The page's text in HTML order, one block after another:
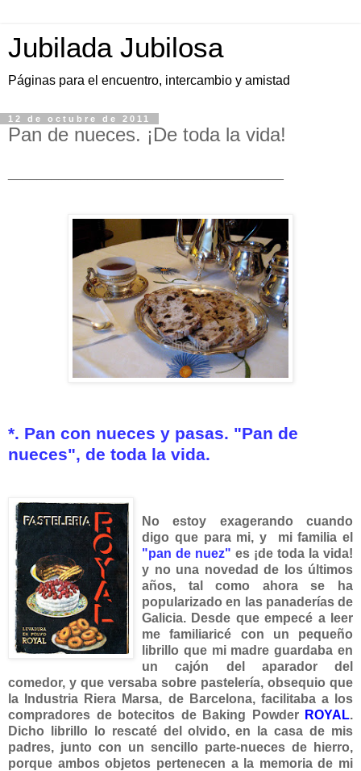
Jubilada Jubilosa
Páginas para el encuentro, intercambio y amistad
12 de octubre de 2011
Pan de nueces. ¡De toda la vida!
*. Pan con nueces y pasas. "Pan de
nueces", de toda la vida.
No estoy exagerando cuando
digo que para mi, y mi familia el
"pan de nuez" es ¡de toda la vida!
y no una novedad de los últimos
años, tal como ahora se ha
popularizado en las panaderías de
Galicia. Desde que empecé a leer
me familiaricé con un pequeño
librillo que mi madre guardaba en
un cajón del aparador del
comedor, y que versaba sobre pastelería, obsequio que
la Industria Riera Marsa, de Barcelona, facilitaba a los
compradores de botecitos de Baking Powder ROYAL.
Dicho librillo lo rescaté del olvido, en la casa de mis
padres, junto con un sencillo parte-nueces de hierro,
porque ambos objetos pertenecen a la memoria de mi